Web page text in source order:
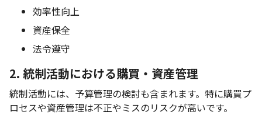
効率性向上
資産保全
法令遵守
2. 統制活動における購買・資産管理
統制活動には、予算管理の検討も含まれます。特に購買プ
ロセスや資産管理は不正やミスのリスクが高いです。